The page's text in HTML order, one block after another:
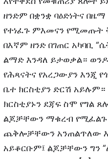
ዘንድም በቋንቋ ባዕድነትና
የተነፈጉ ምእመናን የሚመጡት
በእኛም ዘንድ በገጠር አካባቢ
ልማድ እንዳለ ይታወቃል።
የሕጻናትና የአረጋውያን እንጂ
ቤተ ክርስቲያን ድርሽ
ክርስቲያኑን ደጃፍ ስሞ የግል
ልጆቻቸውን ማቁረብ የሚፈልጉ
ጨቅሎቻቸውን አንጠልጥለው
አይቆርቡም፤ ልጆቻቸውን ግን